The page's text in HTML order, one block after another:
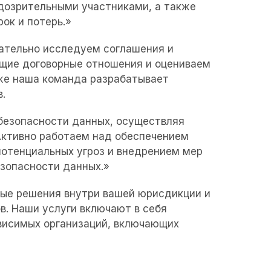
участниками, а также
и потерь.»
исследуем соглашения и
договорные отношения и оцениваем
наша команда разрабатывает
данных, осуществляя
работаем над обеспечением
угроз и внедрением мер
данных.»
решения внутри вашей юрисдикции и
Наши услуги включают в себя
организаций, включающих